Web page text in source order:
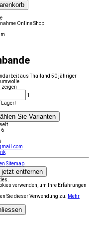
Online Shop
aus Thailand 50 jähriger
zeigen
1
Lager!
Sie Varianten
Sitemap
entfernen
verwenden, um Ihre Erfahrungen
Sie dieser Verwendung zu.
Mehr